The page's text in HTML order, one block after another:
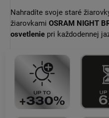
Nahradíte svoje staré
žiarovkami OSRAM NIGHT
osvetlenie pri každodennej